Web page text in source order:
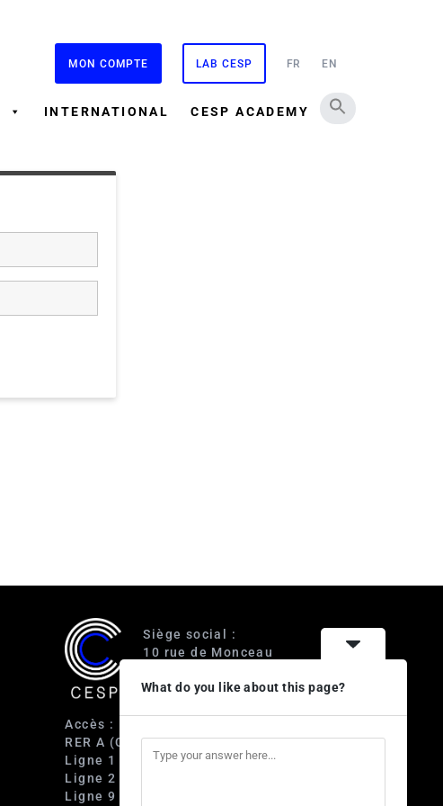
MON COMPTE LAB CESP FR EN
INTERNATIONAL CESP ACADEMY
Siège social :
10 rue de Monceau
Accès :
RER A (Charles de Gaulle-Étoile)
Ligne 1 (George V)
Ligne 2 (Courcelles)
Ligne 9 (Saint-Philippe du Roule)
What do you like about this page?